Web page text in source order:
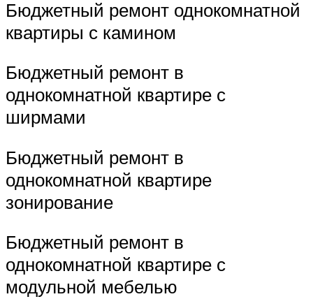
Бюджетный ремонт однокомнатной
квартиры с камином
Бюджетный ремонт в
однокомнатной квартире с
ширмами
Бюджетный ремонт в
однокомнатной квартире
зонирование
Бюджетный ремонт в
однокомнатной квартире с
модульной мебелью